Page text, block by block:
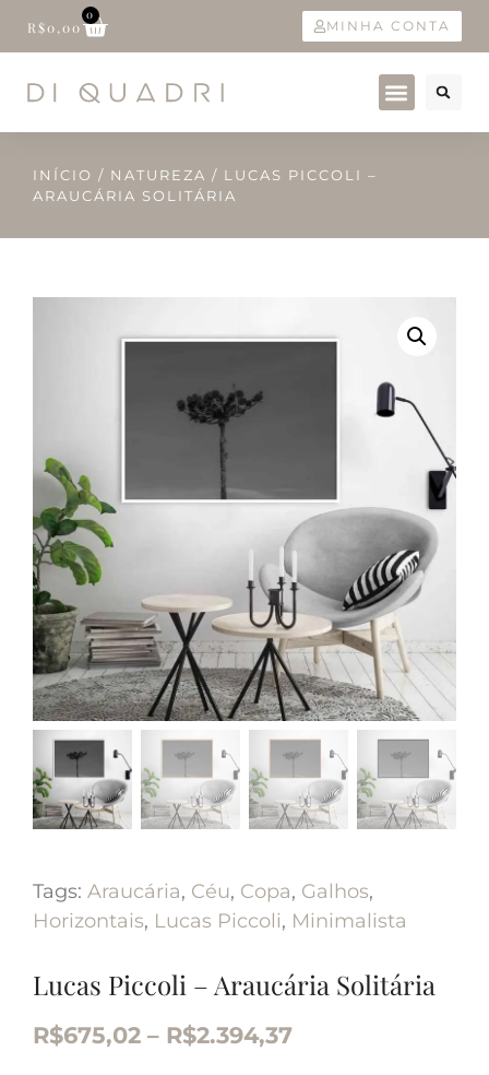
R$0,00
0
MINHA CONTA
INÍCIO / NATUREZA / LUCAS PICCOLI –
ARAUCÁRIA SOLITÁRIA
Tags: Araucária, Céu, Copa, Galhos,
Horizontais, Lucas Piccoli, Minimalista
Lucas Piccoli – Araucária Solitária
R$675,02 – R$2.394,37